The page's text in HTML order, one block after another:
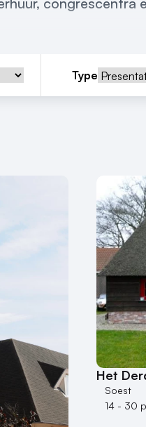
Type
Het
Soest
14 - 30